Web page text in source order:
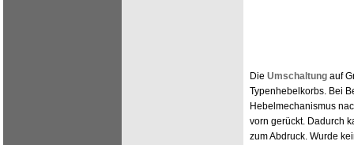
Die Umschaltung auf
Typenhebelkorbs. Bei
Hebelmechanismus
vorn gerückt. Dadurch
zum Abdruck. Wurde